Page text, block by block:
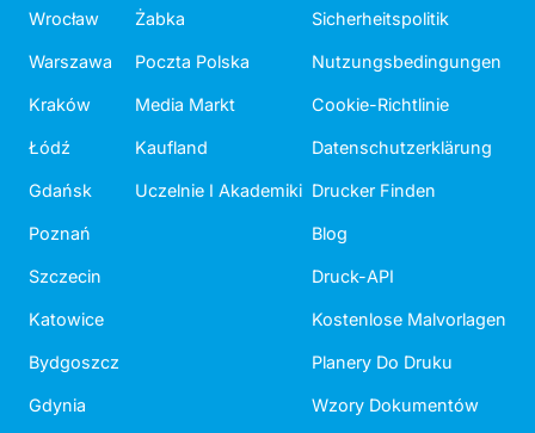
Wrocław
Warszawa
Kraków
Łódź
Gdańsk
Poznań
Szczecin
Katowice
Bydgoszcz
Gdynia
Żabka
Poczta Polska
Media Markt
Kaufland
Uczelnie I Akademiki
Sicherheitspolitik
Nutzungsbedingungen
Cookie-Richtlinie
Datenschutzerklärung
Drucker Finden
Blog
Druck-API
Kostenlose Malvorlagen
Planery Do Druku
Wzory Dokumentów